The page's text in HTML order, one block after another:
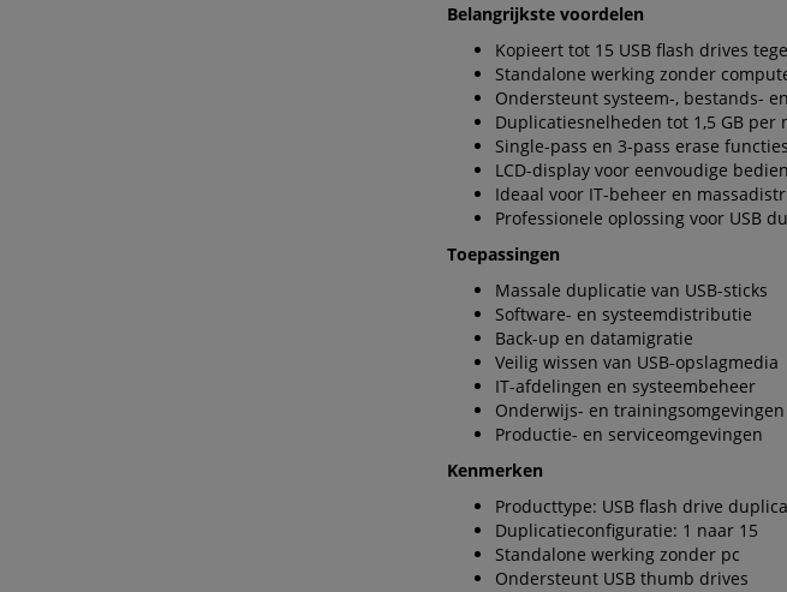
Belangrijkste voordelen
Kopieert tot 15 USB flash drives
Standalone werking zonder
Ondersteunt systeem-, bestands-
Duplicatiesnelheden tot 1,5 GB per
Single-pass en 3-pass erase functies
LCD-display voor eenvoudige
Ideaal voor IT-beheer en
Professionele oplossing voor USB
Toepassingen
Massale duplicatie van USB-sticks
Software- en systeemdistributie
Back-up en datamigratie
Veilig wissen van USB-opslagmedia
IT-afdelingen en systeembeheer
Onderwijs- en trainingsomgevingen
Productie- en serviceomgevingen
Kenmerken
Producttype: USB flash drive
Duplicatieconfiguratie: 1 naar 15
Standalone werking zonder pc
Ondersteunt USB thumb drives